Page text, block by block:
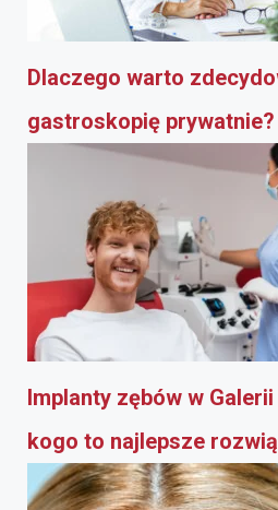
Dlaczego warto
gastroskopię prywatnie?
Implanty zębów w
kogo to najlepsze